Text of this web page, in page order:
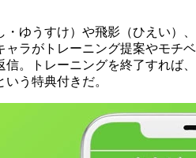
ゆうすけ）や飛影（ひえい）、
ャラがトレーニング提案やモチベ
。トレーニングを終了すれば、
う特典付きだ。